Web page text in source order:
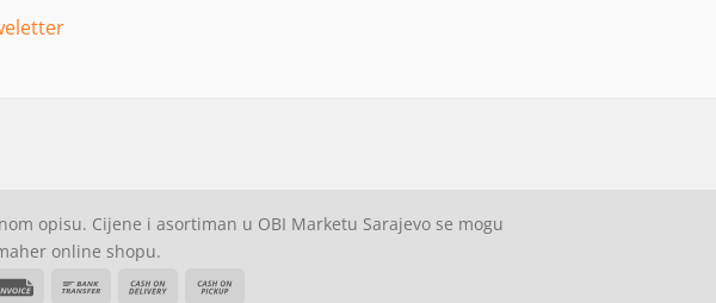
opisu. Cijene i asortiman u OBI Marketu Sarajevo se mogu
online shopu.
Invoice
Bank
Cash